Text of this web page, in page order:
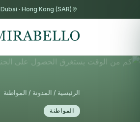
Dubai · Hong Kong (SAR)
الرئيسية / المدونة / المواطنة
المواطنة